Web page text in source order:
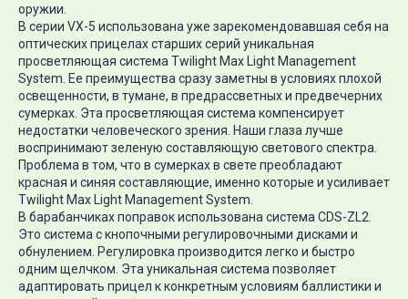
оружии.
В серии VX-5 использована уже зарекомендовавшая себя на
оптических прицелах старших серий уникальная
просветляющая система Twilight Max Light Management
System. Ее преимущества сразу заметны в условиях плохой
освещенности, в тумане, в предрассветных и предвечерних
сумерках. Эта просветляющая система компенсирует
недостатки человеческого зрения. Наши глаза лучше
воспринимают зеленую составляющую светового спектра.
Проблема в том, что в сумерках в свете преобладают
красная и синяя составляющие, именно которые и усиливает
Twilight Max Light Management System.
В барабанчиках поправок использована система CDS-ZL2.
Это система с кнопочными регулировочными дисками и
обнулением. Регулировка производится легко и быстро
одним щелчком. Эта уникальная система позволяет
адаптировать прицел к конкретным условиям баллистики и